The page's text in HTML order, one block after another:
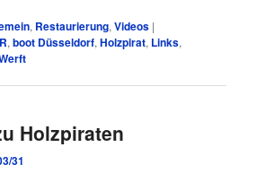
, Restaurierung,Videos |
,boot Düsseldorf,Holzpirat, Links,
Holzpiraten
31